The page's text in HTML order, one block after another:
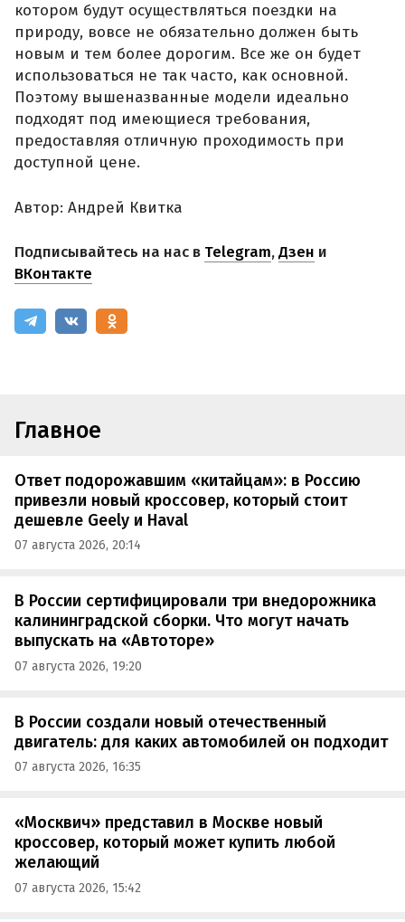
котором будут осуществляться поездки на
природу, вовсе не обязательно должен быть
новым и тем более дорогим. Все же он будет
использоваться не так часто, как основной.
Поэтому вышеназванные модели идеально
подходят под имеющиеся требования,
предоставляя отличную проходимость при
доступной цене.
Автор: Андрей Квитка
Подписывайтесь на нас в Telegram,Дзен и
ВКонтакте
Главное
Ответ подорожавшим «китайцам»: в Россию
привезли новый кроссовер, который стоит
дешевле Geely и Haval
07 августа 2026, 20:14
В России сертифицировали три внедорожника
калининградской сборки. Что могут начать
выпускать на «Автоторе»
07 августа 2026, 19:20
В России создали новый отечественный
двигатель: для каких автомобилей он подходит
07 августа 2026, 16:35
«Москвич» представил в Москве новый
кроссовер, который может купить любой
желающий
07 августа 2026, 15:42